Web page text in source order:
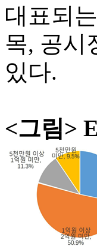
대표되
목, 공시
있다.
<그림>